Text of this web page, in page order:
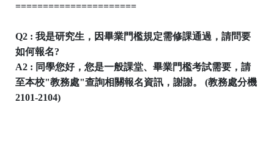
======================
Q2 : 我是研究生，因畢業門檻規定需修課通過，請問要
如何報名?
A2 : 同學您好，您是一般課堂、畢業門檻考試需要，請
至本校"教務處"查詢相關報名資訊，謝謝。 (教務處分機
2101-2104)